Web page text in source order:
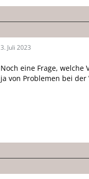
3. Juli 2023
Noch eine Frage, welche
ja von Problemen bei